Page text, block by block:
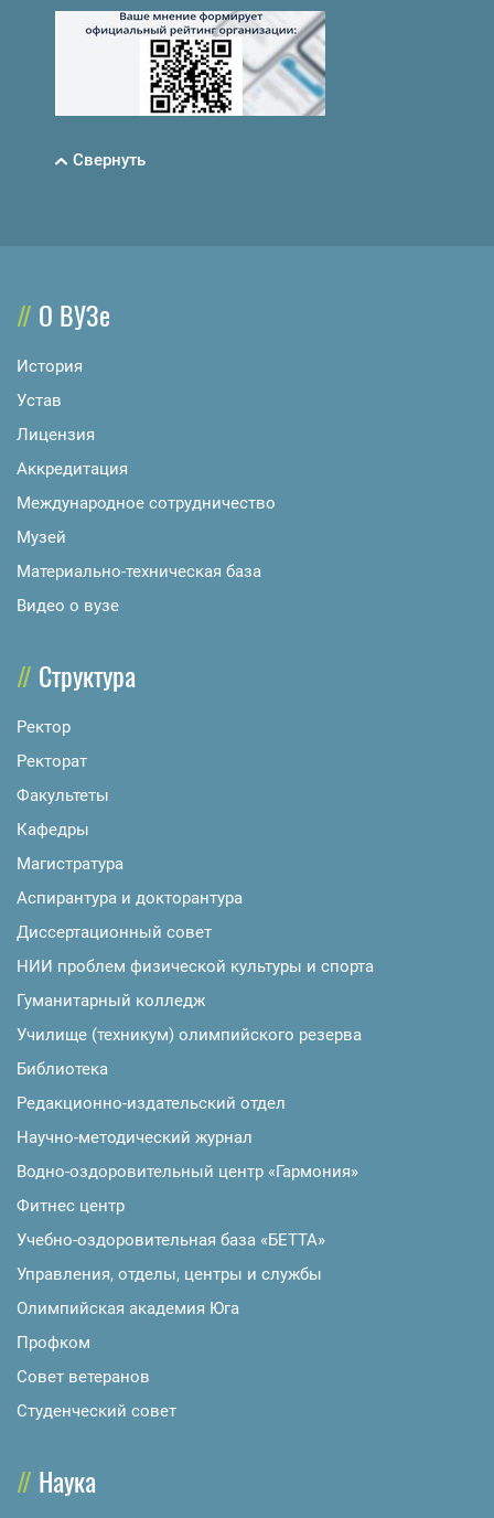
Свернуть
О ВУЗе
История
Устав
Лицензия
Аккредитация
Международное сотрудничество
Музей
Материально-техническая база
Видео о вузе
Структура
Ректор
Ректорат
Факультеты
Кафедры
Магистратура
Аспирантура и докторантура
Диссертационный совет
НИИ проблем физической культуры и спорта
Гуманитарный колледж
Училище (техникум) олимпийского резерва
Библиотека
Редакционно-издательский отдел
Научно-методический журнал
Водно-оздоровительный центр «Гармония»
Фитнес центр
Учебно-оздоровительная база «БЕТТА»
Управления, отделы, центры и службы
Олимпийская академия Юга
Профком
Совет ветеранов
Студенческий совет
Наука